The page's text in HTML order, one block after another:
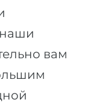
наши
вам